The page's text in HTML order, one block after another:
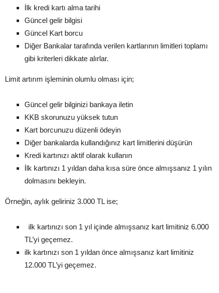
İlk kredi kartı alma tarihi
Güncel gelir bilgisi
Güncel Kart borcu
Diğer Bankalar tarafında verilen kartlarının limitleri toplamı
gibi kriterleri dikkate alırlar.
Limit artırım işleminin olumlu olması için;
Güncel gelir bilginizi bankaya iletin
KKB skorunuzu yüksek tutun
Kart borcunuzu düzenli ödeyin
Diğer bankalarda kullandığınız kart limitlerini düşürün
Kredi kartınızı aktif olarak kullanın
İlk kartınızı 1 yıldan daha kısa süre önce almışsanız 1 yılın
dolmasını bekleyin.
Örneğin, aylık geliriniz 3.000 TL ise;
ilk kartınızı son 1 yıl içinde almışsanız kart limitiniz 6.000
TL’yi geçemez.
ilk kartınızı son 1 yıldan önce almışsanız kart limitiniz
12.000 TL’yi geçemez.